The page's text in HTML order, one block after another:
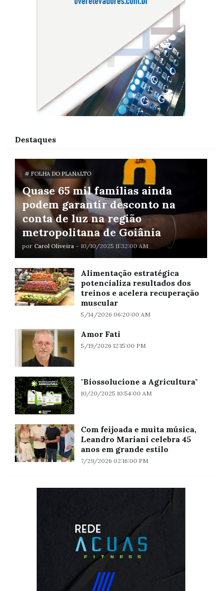
Destaques
# FOLHA DO PLANALTO
Quase 65 mil famílias ainda
podem garantir desconto na
conta de luz na região
metropolitana de Goiânia
por Carol Oliveira - 10/10/2025 11:32:00 AM
Alimentação estratégica
potencializa resultados dos
treinos e acelera recuperação
muscular
5/14/2026 06:20:00 AM
Amor Fati
5/19/2026 12:15:00 PM
"Biossolucione a Agricultura"
10/20/2025 10:54:00 AM
Com feijoada e muita música,
Leandro Mariani celebra 45
anos em grande estilo
7/29/2026 02:16:00 PM